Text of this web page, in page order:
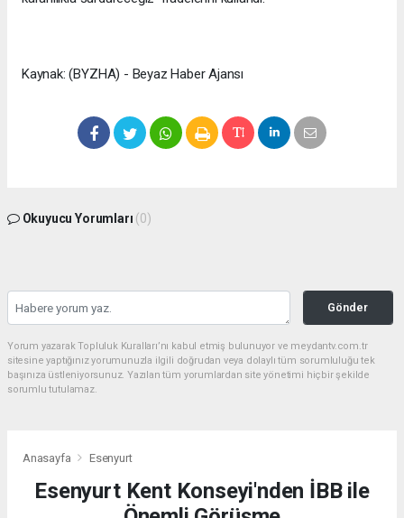
Kaynak: (BYZHA) - Beyaz Haber Ajansı
Okuyucu Yorumları (0)
Gönder
Yorum yazarak Topluluk Kuralları’nı kabul etmiş bulunuyor ve meydantv.com.tr
sitesine yaptığınız yorumunuzla ilgili doğrudan veya dolaylı tüm sorumluluğu tek
başınıza üstleniyorsunuz. Yazılan tüm yorumlardan site yönetimi hiçbir şekilde
sorumlu tutulamaz.
Anasayfa Esenyurt
Esenyurt Kent Konseyi'nden İBB ile